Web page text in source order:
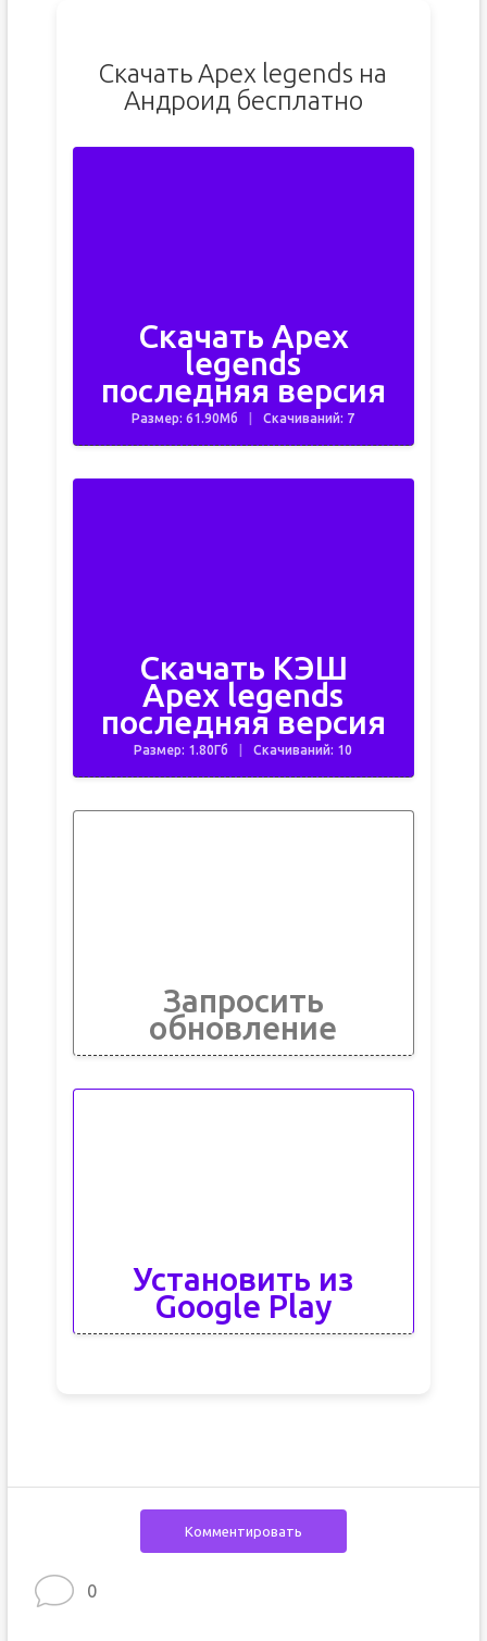
Скачать Apex legends на
Андроид бесплатно
Скачать Apex
legends
последняя версия
Размер: 61.90Мб Скачиваний: 7
Скачать КЭШ
Apex legends
последняя версия
Размер: 1.80Гб Скачиваний: 10
Запросить
обновление
Установить из
Google Play
Комментировать
0